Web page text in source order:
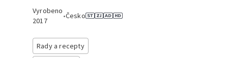
Vyrobeno
2017
•Česko
Rady a recepty